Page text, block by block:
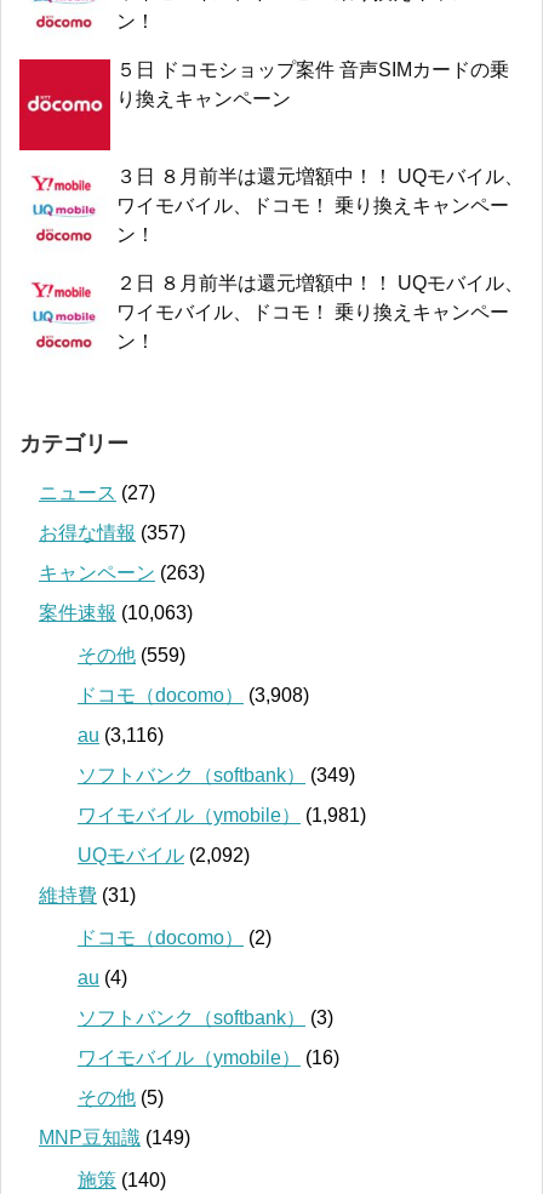
ン！
５日 ドコモショップ案件 音声SIMカードの乗
り換えキャンペーン
３日 ８月前半は還元増額中！！ UQモバイル、
ワイモバイル、ドコモ！ 乗り換えキャンペー
ン！
２日 ８月前半は還元増額中！！ UQモバイル、
ワイモバイル、ドコモ！ 乗り換えキャンペー
ン！
カテゴリー
ニュース (27)
お得な情報 (357)
キャンペーン (263)
案件速報 (10,063)
その他 (559)
ドコモ（docomo）
(3,908)
au (3,116)
ソフトバンク（softbank）
(349)
ワイモバイル（ymobile）
(1,981)
UQモバイル (2,092)
維持費 (31)
ドコモ（docomo）
(2)
au (4)
ソフトバンク（softbank）
(3)
ワイモバイル（ymobile）
(16)
その他 (5)
MNP豆知識 (149)
施策 (140)